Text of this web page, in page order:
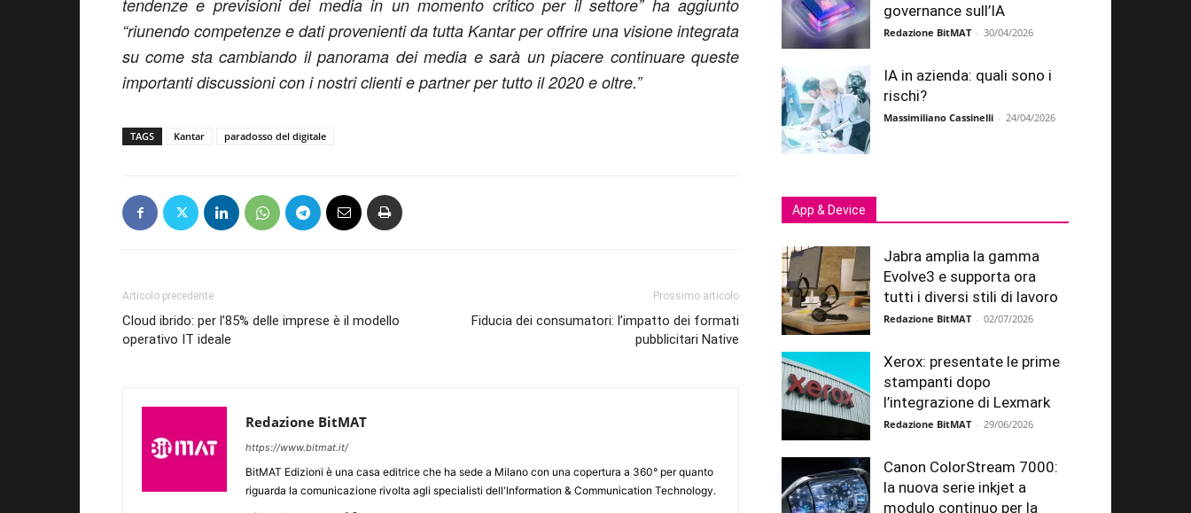
tendenze e previsioni dei media in un momento critico per il settore” ha aggiunto
“riunendo competenze e dati provenienti da tutta Kantar per offrire una visione integrata
su come sta cambiando il panorama dei media e sarà un piacere continuare queste
importanti discussioni con i nostri clienti e partner per tutto il 2020 e oltre.”
TAGS Kantar paradosso del digitale
Articolo precedente
Cloud ibrido: per l’85% delle imprese è il modello
operativo IT ideale
Prossimo articolo
Fiducia dei consumatori: l’impatto dei formati
pubblicitari Native
Redazione BitMAT
https://www.bitmat.it/
BitMAT Edizioni è una casa editrice che ha sede a Milano con una copertura a 360° per quanto
riguarda la comunicazione rivolta agli specialisti dell'lnformation & Communication Technology.
governance sull’IA
Redazione BitMAT - 30/04/2026
IA in azienda: quali sono i
rischi?
Massimiliano Cassinelli - 24/04/2026
App & Device
Jabra amplia la gamma
Evolve3 e supporta ora
tutti i diversi stili di lavoro
Redazione BitMAT - 02/07/2026
Xerox: presentate le prime
stampanti dopo
l’integrazione di Lexmark
Redazione BitMAT - 29/06/2026
Canon ColorStream 7000:
la nuova serie inkjet a
modulo continuo per la